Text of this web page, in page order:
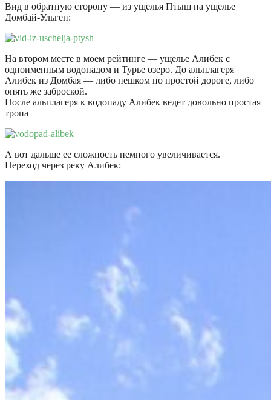
Вид в обратную сторону — из ущелья Птыш на ущелье
Домбай-Ульген:
На втором месте в моем рейтинге — ущелье Алибек с
одноименным водопадом и Турье озеро. До альплагеря
Алибек из Домбая — либо пешком по простой дороге, либо
опять же заброской.
После альплагеря к водопаду Алибек ведет довольно простая
тропа
А вот дальше ее сложность немного увеличивается.
Переход через реку Алибек: